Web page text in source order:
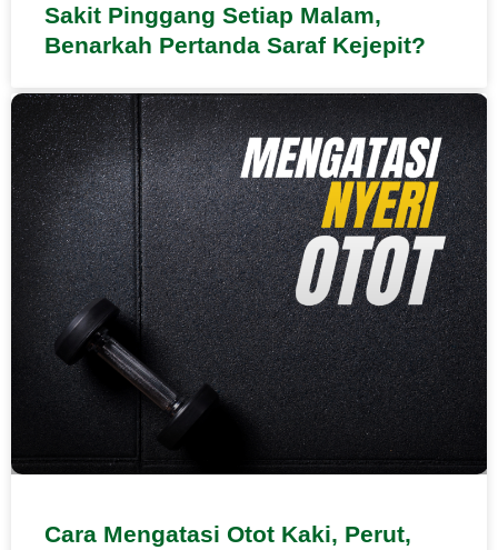
Sakit Pinggang Setiap Malam,
Benarkah Pertanda Saraf Kejepit?
Cara Mengatasi Otot Kaki, Perut,